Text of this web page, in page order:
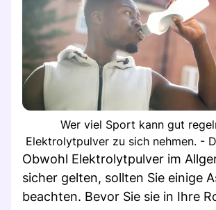
Wer viel Sport kann gut
Elektrolytpulver zu sich nehmen. -
Obwohl Elektrolytpulver im
sicher gelten, sollten Sie einige
beachten. Bevor Sie sie in Ihre